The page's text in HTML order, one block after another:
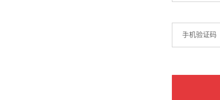
手机验证码